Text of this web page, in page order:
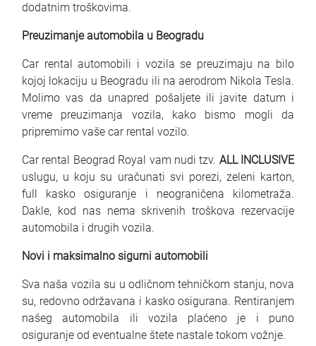
dodatnim troškovima.
Preuzimanje automobila u Beogradu
Car rental automobili i vozila se preuzimaju na bilo
kojoj lokaciju u Beogradu ili na aerodrom Nikola Tesla.
Molimo vas da unapred pošaljete ili javite datum i
vreme preuzimanja vozila, kako bismo mogli da
pripremimo vaše car rental vozilo.
Car rental Beograd Royal vam nudi tzv. ALL INCLUSIVE
uslugu, u koju su uračunati svi porezi, zeleni karton,
full kasko osiguranje i neograničena kilometraža.
Dakle, kod nas nema skrivenih troškova rezervacije
automobila i drugih vozila.
Novi i maksimalno sigurni automobili
Sva naša vozila su u odličnom tehničkom stanju, nova
su, redovno održavana i kasko osigurana. Rentiranjem
našeg automobila ili vozila plaćeno je i puno
osiguranje od eventualne štete nastale tokom vožnje.